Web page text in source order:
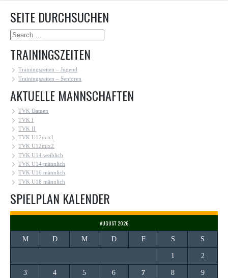
SEITE DURCHSUCHEN
TRAININGSZEITEN
Trainingszeiten – Jugend
Trainingszeiten – Senioren
AKTUELLE MANNSCHAFTEN
TVK Damen
TVK I
TVK II
TVK U12mix1
TVK U12mix2
TVK U14 weiblich
TVK U14 männlich
TVK U16 männlich
TVK U18 männlich
SPIELPLAN KALENDER
AUGUST 2026
M D M D F S S
1 2
3 4 5 6 7 8 9